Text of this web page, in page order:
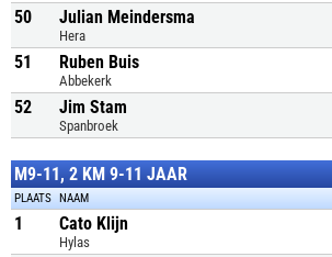
50 Julian Meindersma
Hera
51 Ruben Buis
Abbekerk
52 Jim Stam
Spanbroek
M9-11, 2 KM 9-11 JAAR
PLAATS NAAM
1 Cato Klijn
Hylas